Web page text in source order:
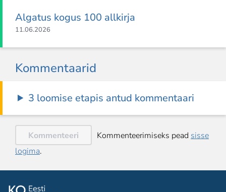
Algatus kogus 100 allkirja
11.06.2026
Kommentaarid
3 loomise etapis antud kommentaari
Kommenteeri Kommenteerimiseks pead sisse
logima.